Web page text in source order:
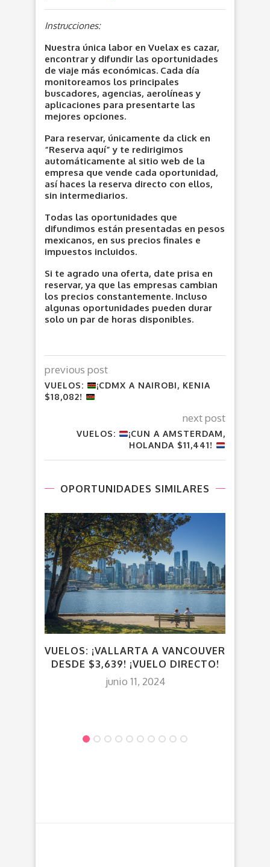
Instrucciones:
Nuestra única labor en Vuelax es cazar,
encontrar y difundir las oportunidades
de viaje más económicas. Cada día
monitoreamos los principales
buscadores, agencias, aerolíneas y
aplicaciones para presentarte las
mejores opciones.
Para reservar, únicamente da click en
“Reserva aquí” y te redirigimos
automáticamente al sitio web de la
empresa que vende cada oportunidad,
así haces la reserva directo con ellos,
sin intermediarios.
Todas las oportunidades que
difundimos están presentadas en pesos
mexicanos, en sus precios finales e
impuestos incluidos.
Si te agrado una oferta, date prisa en
reservar, ya que las empresas cambian
los precios constantemente. Incluso
algunas oportunidades pueden durar
solo un par de horas disponibles.
previous post
VUELOS:
¡CDMX A NAIROBI, KENIA
$18,082!
next post
VUELOS:
¡CUN A AMSTERDAM,
HOLANDA $11,441!
OPORTUNIDADES SIMILARES
VUELOS: ¡VALLARTA A VANCOUVER
DESDE $3,639! ¡VUELO DIRECTO!
junio 11, 2024